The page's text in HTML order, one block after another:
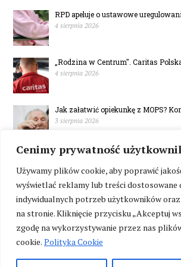
Cenimy prywatność
Używamy plików cookie, aby poprawić
wyświetlać reklamy lub treści dostosowane
indywidualnych potrzeb użytkowników
na stronie. Kliknięcie przycisku „Akceptuj
zgodę na wykorzystywanie przez nas
cookie. Polityka Cookie
RPD apeluje o ustawowe
4 sierpnia 2026
„Rodzina w Centrum". Caritas Polska
4 sierpnia 2026
Jak załatwić opiekunkę z MOPS?
3 sierpnia 2026
Ruszył konkurs „Maturzysta 2.0”
1 sierpnia 2026